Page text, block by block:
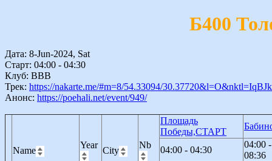
Б400
Дата: 8-Jun-2024, Sat
Старт: 04:00 - 04:30
Клуб: BBB
Трек: https://nakarte.me/#m=8/54.33094/
Анонс: https://poehali.net/event/949/
Name
Year
City
Nb
Площадь
Победы,СТАРТ
04:00 - 04:30
04:00 -
08:36